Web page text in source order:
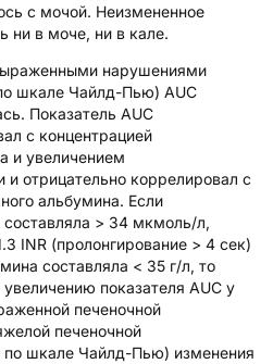
с мочой. Неизмененное
ни в моче, ни в кале.
нарушениями
шкале Чайлд-Пью) AUC
Показатель AUC
с концентрацией
и увеличением
отрицательно коррелировал с
альбумина. Если
составляла > 34 мкмоль/л,
INR (пролонгирование > 4 сек)
составляла < 35 г/л, то
показателя AUC у
печеночной
печеночной
по шкале Чайлд-Пью) изменения